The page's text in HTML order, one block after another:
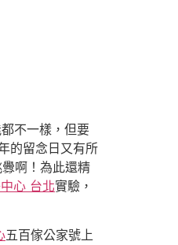
不一樣，但要
的留念日又有所
啊！為此還精
心 台北實驗，
五百傢公家號上